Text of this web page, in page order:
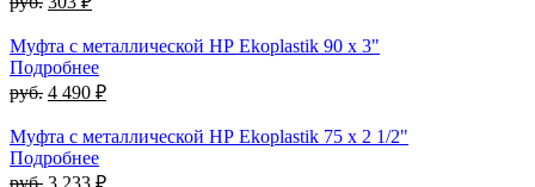
Муфта с металлической НР Ekoplastik 90 x 3"
Подробнее
руб. 4 490 ₽
Муфта с металлической НР Ekoplastik 75 x 2 1/2"
Подробнее
руб. 3 233 ₽